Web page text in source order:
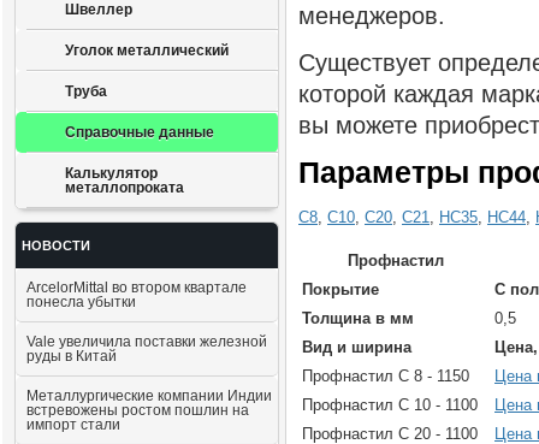
Швеллер
Уголок металлический
Труба
Справочные данные
Калькулятор
металлопроката
НОВОСТИ
ArcelorMittal во втором квартале
понесла убытки
Vale увеличила поставки железной
руды в Китай
Металлургические компании Индии
встревожены ростом пошлин на
импорт стали
менеджеров.
Существует
которой каждая
вы можете
Параметры
С8, С10, С20, С21, НС35, НС44,
Профнастил
Покрытие
С
Толщина в мм
0,5
Вид и ширина
Профнастил С 8 - 1150
Цена
Профнастил С 10 - 1100
Цена
Профнастил С 20 - 1100
Цена